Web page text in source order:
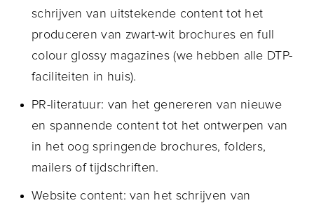
schrijven van uitstekende content tot het
produceren van zwart-wit brochures en full
colour glossy magazines (we hebben alle DTP-
faciliteiten in huis).
PR-literatuur: van het genereren van nieuwe
en spannende content tot het ontwerpen van
in het oog springende brochures, folders,
mailers of tijdschriften.
Website content: van het schrijven van